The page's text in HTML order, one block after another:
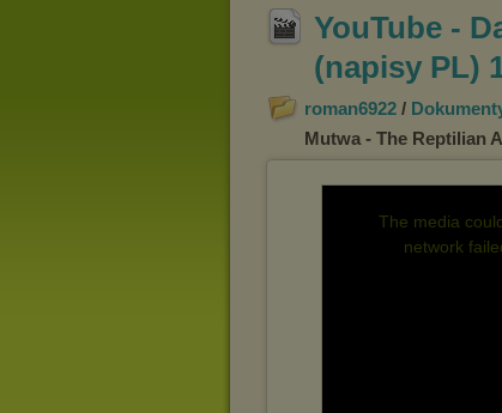
YouTube -
(napisy PL)
roman6922 /
Mutwa - The Reptilian
The media
network